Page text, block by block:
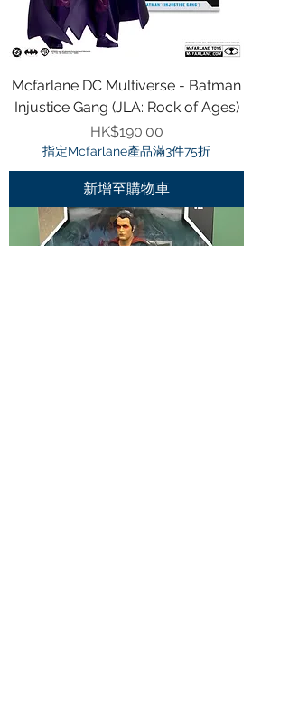
Mcfarlane DC Multiverse - Batman
Injustice Gang (JLA: Rock of Ages)
價格
HK$190.00
指定Mcfarlane產品滿3件75折
新增至購物車